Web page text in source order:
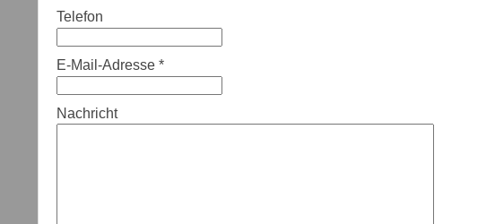
Telefon
E-Mail-Adresse *
Nachricht